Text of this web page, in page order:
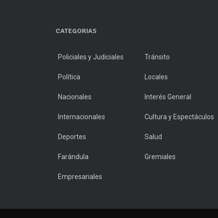
CATEGORIAS
Policiales y Judiciales Tránsito
Política Locales
Nacionales Interés General
Internacionales Cultura y Espectáculos
Deportes Salud
Farándula Gremiales
Empresariales